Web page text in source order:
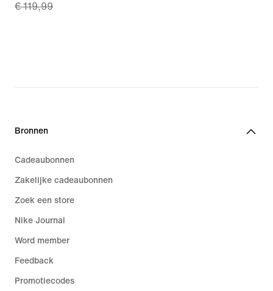
price
€ 119,99
Bronnen
Cadeaubonnen
Zakelijke cadeaubonnen
Zoek een store
Nike Journal
Word member
Feedback
Promotiecodes